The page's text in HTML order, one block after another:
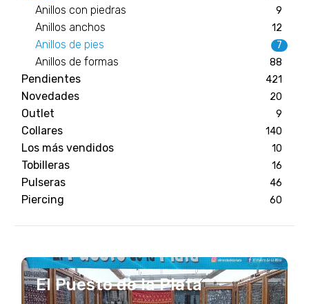
Anillos con piedras 9
Anillos anchos 12
Anillos de pies 7
Anillos de formas 88
Pendientes 421
Novedades 20
Outlet 9
Collares 140
Los más vendidos 10
Tobilleras 16
Pulseras 46
Piercing 60
El Puesto de la Plata